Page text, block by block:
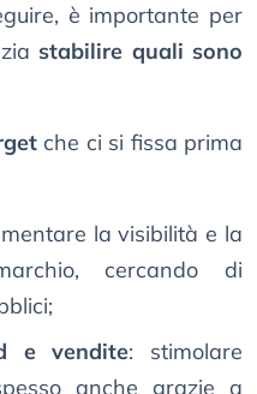
è importante per
stabilire quali sono
che ci si fissa prima
la visibilità e la
cercando di
e vendite: stimolare
anche grazie a